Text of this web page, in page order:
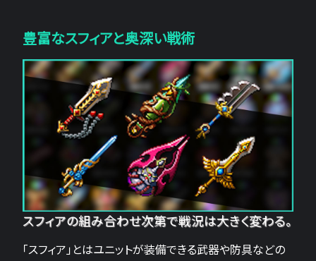
豊富なスフィアと奥深い戦術
スフィアの組み合わせ次第で戦況は大きく変わる。
「スフィア」とはユニットが装備できる武器や防具などの